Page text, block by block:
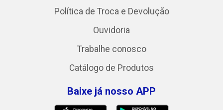
Política de Troca e Devolução
Ouvidoria
Trabalhe conosco
Catálogo de Produtos
Baixe já nosso APP